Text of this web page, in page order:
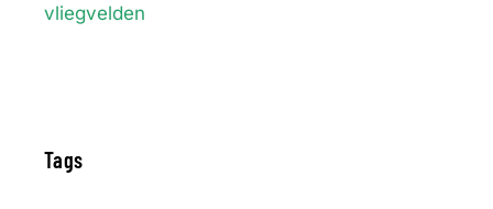
vliegvelden
Tags